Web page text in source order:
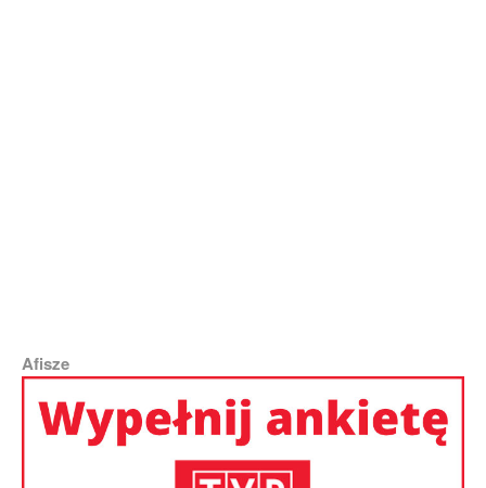
Afisze